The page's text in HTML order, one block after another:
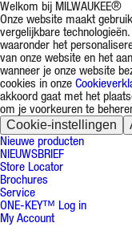
Welkom bij MILWAUKEE®
Onze website maakt
vergelijkbare
waaronder het
van onze website en het
wanneer je onze website
cookies in onze
akkoord gaat met het
om je voorkeuren te
Cookie-instellingen
Nieuwe producten
NIEUWSBRIEF
Store Locator
Brochures
Service
ONE-KEY™ Log in
My Account